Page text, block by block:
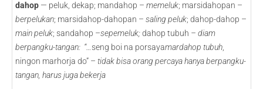
dahop — peluk, dekap; mandahop – memeluk; marsidahopan –
berpelukan; marsidahop-dahopan – saling peluk; dahop-dahop –
main peluk; sandahop –sepemeluk;dahop tubuh – diam
berpangku-tangan: “… seng boi na porsayamardahop tubuh
ningon marhorja do” – tidak bisa orang percaya hanya berpangku-
tangan, harus juga bekerja